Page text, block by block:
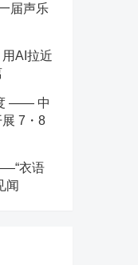
届声乐
AI拉近
—— 中
7・8
衣语
闻